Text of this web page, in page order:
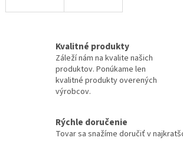
Kvalitné produkty
Záleží nám na kvalite našich
produktov. Ponúkame len
kvalitné produkty overených
výrobcov.
Rýchle doručenie
Tovar sa snažíme doručiť v